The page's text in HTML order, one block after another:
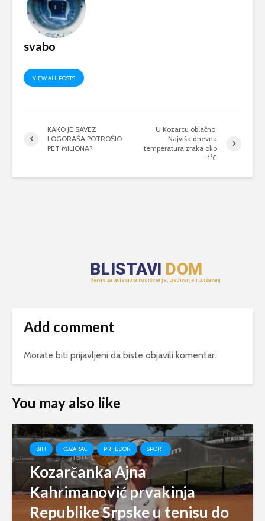
svabo
VIEW ALL POSTS
KAKO JE SAVEZ
LOGORAŠA POTROŠIO
PET MILIONA?
U Kozarcu oblačno.
Najviša dnevna
temperatura zraka oko
-1°C
Add comment
Morate biti prijavljeni da biste objavili komentar.
You may also like
BIH KOZARAC PRIJEDOR SPORT
Kozarčanka Ajna
Kahrimanović prvakinja
Republike Srpske u tenisu do